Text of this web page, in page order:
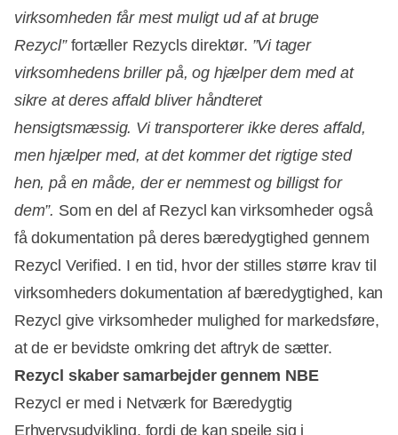
virksomheden får mest muligt ud af at bruge
Rezycl”fortæller Rezycls direktør. ”Vi tager
virksomhedens briller på, og hjælper dem med at
sikre at deres affald bliver håndteret
hensigtsmæssig. Vi transporterer ikke deres affald,
men hjælper med, at det kommer det rigtige sted
hen, på en måde, der er nemmest og billigst for
dem”. Som en del af Rezycl kan virksomheder også
få dokumentation på deres bæredygtighed gennem
Rezycl Verified. I en tid, hvor der stilles større krav til
virksomheders dokumentation af bæredygtighed, kan
Rezycl give virksomheder mulighed for markedsføre,
at de er bevidste omkring det aftryk de sætter.
Rezycl skaber samarbejder gennem NBE
Rezycl er med i Netværk for Bæredygtig
Erhvervsudvikling, fordi de kan spejle sig i